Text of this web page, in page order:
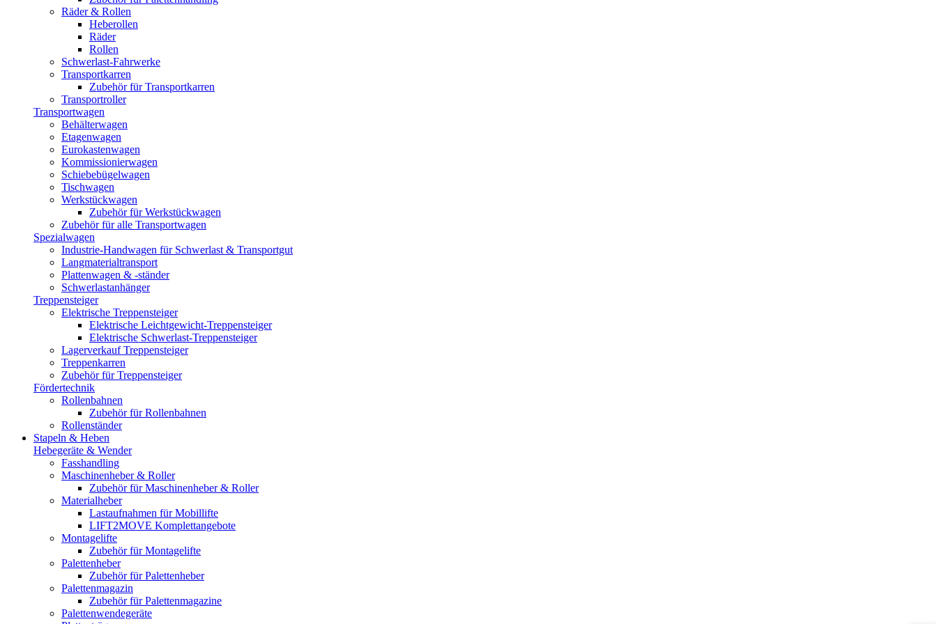
Räder & Rollen
Heberollen
Räder
Rollen
Schwerlast-Fahrwerke
Transportkarren
Zubehör für Transportkarren
Transportroller
Transportwagen
Behälterwagen
Etagenwagen
Eurokastenwagen
Kommissionierwagen
Schiebebügelwagen
Tischwagen
Werkstückwagen
Zubehör für Werkstückwagen
Zubehör für alle Transportwagen
Spezialwagen
Industrie-Handwagen für Schwerlast & Transportgut
Langmaterialtransport
Plattenwagen & -ständer
Schwerlastanhänger
Treppensteiger
Elektrische Treppensteiger
Elektrische Leichtgewicht-Treppensteiger
Elektrische Schwerlast-Treppensteiger
Lagerverkauf Treppensteiger
Treppenkarren
Zubehör für Treppensteiger
Fördertechnik
Rollenbahnen
Zubehör für Rollenbahnen
Rollenständer
Stapeln & Heben
Hebegeräte & Wender
Fasshandling
Maschinenheber & Roller
Zubehör für Maschinenheber & Roller
Materialheber
Lastaufnahmen für Mobillifte
LIFT2MOVE Komplettangebote
Montagelifte
Zubehör für Montagelifte
Palettenheber
Zubehör für Palettenheber
Palettenmagazin
Zubehör für Palettenmagazine
Palettenwendegeräte